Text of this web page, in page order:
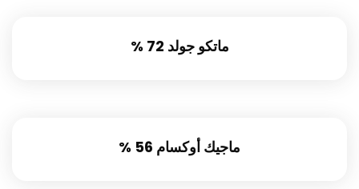
ماتكو جولد 72 %
ماجيك أوكسام 56 %